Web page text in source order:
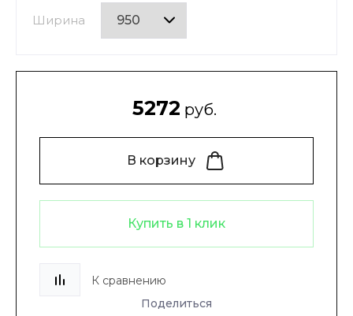
Ширина
5272 руб.
В корзину
Купить в 1 клик
К сравнению
Поделиться